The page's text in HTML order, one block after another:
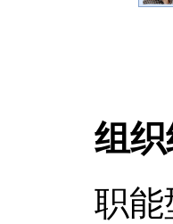
组
职能